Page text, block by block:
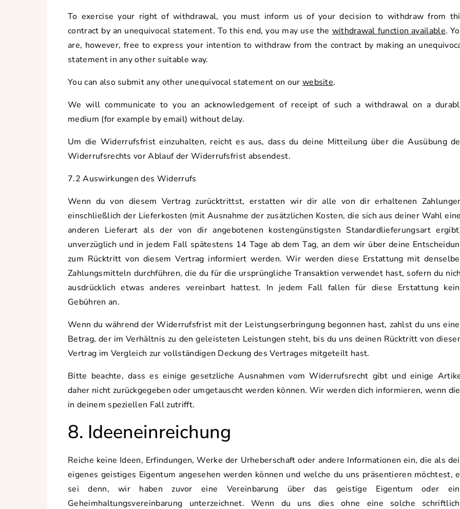
To exercise your right of withdrawal, you must inform us of your decision to withdraw from
contract by an unequivocal statement. To this end, you may use the withdrawal function available.
are, however, free to express your intention to withdraw from the contract by making an
statement in any other suitable way.
You can also submit any other unequivocal statement on our website.
We will communicate to you an acknowledgement of receipt of such a withdrawal on a
medium (for example by email) without delay.
Um die Widerrufsfrist einzuhalten, reicht es aus, dass du deine Mitteilung über die Ausübung
Widerrufsrechts vor Ablauf der Widerrufsfrist absendest.
7.2 Auswirkungen des Widerrufs
Wenn du von diesem Vertrag zurücktrittst, erstatten wir dir alle von dir erhaltenen
einschließlich der Lieferkosten (mit Ausnahme der zusätzlichen Kosten, die sich aus deiner Wahl
anderen Lieferart als der von dir angebotenen kostengünstigsten Standardlieferungsart
unverzüglich und in jedem Fall spätestens 14 Tage ab dem Tag, an dem wir über deine
zum Rücktritt von diesem Vertrag informiert werden. Wir werden diese Erstattung mit
Zahlungsmitteln durchführen, die du für die ursprüngliche Transaktion verwendet hast, sofern du
ausdrücklich etwas anderes vereinbart hattest. In jedem Fall fallen für diese Erstattung
Gebühren an.
Wenn du während der Widerrufsfrist mit der Leistungserbringung begonnen hast, zahlst du uns
Betrag, der im Verhältnis zu den geleisteten Leistungen steht, bis du uns deinen Rücktritt von
Vertrag im Vergleich zur vollständigen Deckung des Vertrages mitgeteilt hast.
Bitte beachte, dass es einige gesetzliche Ausnahmen vom Widerrufsrecht gibt und einige
daher nicht zurückgegeben oder umgetauscht werden können. Wir werden dich informieren, wenn
in deinem speziellen Fall zutrifft.
8. Ideeneinreichung
Reiche keine Ideen, Erfindungen, Werke der Urheberschaft oder andere Informationen ein, die als
eigenes geistiges Eigentum angesehen werden können und welche du uns präsentieren möchtest,
sei denn, wir haben zuvor eine Vereinbarung über das geistige Eigentum oder
Geheimhaltungsvereinbarung unterzeichnet. Wenn du uns dies ohne eine solche